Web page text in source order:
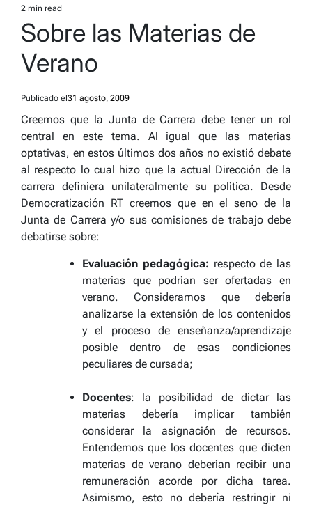
IN
Estimated
read
time
2 min read
Sobre las Materias de
Verano
Publicado el 31 agosto, 2009
Creemos que la Junta de Carrera debe tener un rol
central en este tema. Al igual que las materias
optativas, en estos últimos dos años no existió debate
al respecto lo cual hizo que la actual Dirección de la
carrera definiera unilateralmente su política. Desde
Democratización RT creemos que en el seno de la
Junta de Carrera y/o sus comisiones de trabajo debe
debatirse sobre:
Evaluación pedagógica: respecto de las
materias que podrían ser ofertadas en
verano. Consideramos que debería
analizarse la extensión de los contenidos
y el proceso de enseñanza/aprendizaje
posible dentro de esas condiciones
peculiares de cursada;
Docentes: la posibilidad de dictar las
materias debería implicar también
considerar la asignación de recursos.
Entendemos que los docentes que dicten
materias de verano deberían recibir una
remuneración acorde por dicha tarea.
Asimismo, esto no debería restringir ni